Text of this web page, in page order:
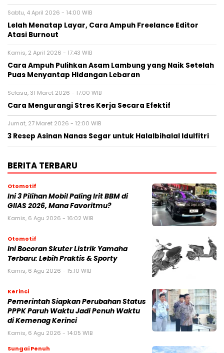
Sabtu, 4 April 2026 - 14:00 WIB
Lelah Menatap Layar, Cara Ampuh Freelance Editor
Atasi Burnout
Kamis, 2 April 2026 - 17:43 WIB
Cara Ampuh Pulihkan Asam Lambung yang Naik Setelah
Puas Menyantap Hidangan Lebaran
Selasa, 31 Maret 2026 - 17:00 WIB
Cara Mengurangi Stres Kerja Secara Efektif
Jumat, 27 Maret 2026 - 12:00 WIB
3 Resep Asinan Nanas Segar untuk Halalbihalal Idulfitri
BERITA TERBARU
Otomotif
Ini 3 Pilihan Mobil Paling Irit BBM di
GIIAS 2026, Mana Favoritmu?
Kamis, 6 Agu 2026 - 16:02 WIB
Otomotif
Ini Bocoran Skuter Listrik Yamaha
Terbaru: Lebih Praktis & Sporty
Kamis, 6 Agu 2026 - 15:10 WIB
Kerinci
Pemerintah Siapkan Perubahan Status
PPPK Paruh Waktu Jadi Penuh Waktu
di Kemenag Kerinci
Kamis, 6 Agu 2026 - 14:05 WIB
Sungai Penuh